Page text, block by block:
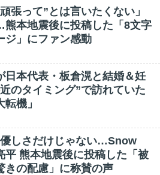
張って”とは言いたくない」
熊本地震後に投稿した「8文字
ジ」にファン感動
日本代表・板倉滉と結婚＆妊
のタイミング”で訪れていた
転機」
しさだけじゃない…Snow
平 熊本地震後に投稿した「被
きの配慮」に称賛の声